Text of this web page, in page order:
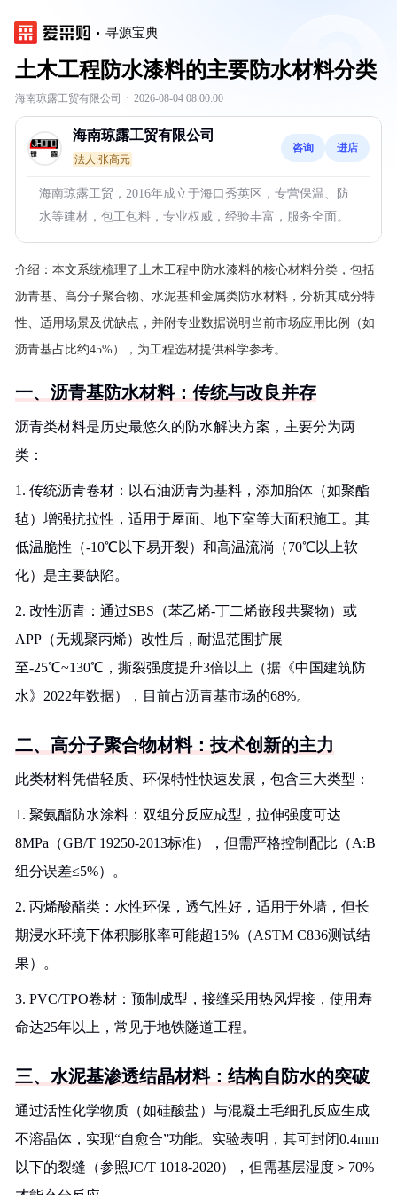
寻源宝典
土木工程防水漆料的主要防水材料分类
海南琼露工贸有限公司 · 2026-08-04 08:00:00
海南琼露工贸有限公司
法人:张高元
咨询 进店
海南琼露工贸，2016年成立于海口秀英区，专营保温、防
水等建材，包工包料，专业权威，经验丰富，服务全面。
介绍： 本文系统梳理了土木工程中防水漆料的核心材料分类，包括
沥青基、高分子聚合物、水泥基和金属类防水材料，分析其成分特
性、适用场景及优缺点，并附专业数据说明当前市场应用比例（如
沥青基占比约45%），为工程选材提供科学参考。
一、沥青基防水材料：传统与改良并存
沥青类材料是历史最悠久的防水解决方案，主要分为两
类：
1. 传统沥青卷材：以石油沥青为基料，添加胎体（如聚酯
毡）增强抗拉性，适用于屋面、地下室等大面积施工。其
低温脆性（-10℃以下易开裂）和高温流淌（70℃以上软
化）是主要缺陷。
2. 改性沥青：通过SBS（苯乙烯-丁二烯嵌段共聚物）或
APP（无规聚丙烯）改性后，耐温范围扩展
至-25℃~130℃，撕裂强度提升3倍以上（据《中国建筑防
水》2022年数据），目前占沥青基市场的68%。
二、高分子聚合物材料：技术创新的主力
此类材料凭借轻质、环保特性快速发展，包含三大类型：
1. 聚氨酯防水涂料：双组分反应成型，拉伸强度可达
8MPa（GB/T 19250-2013标准），但需严格控制配比（A:B
组分误差≤5%）。
2. 丙烯酸酯类：水性环保，透气性好，适用于外墙，但长
期浸水环境下体积膨胀率可能超15%（ASTM C836测试结
果）。
3. PVC/TPO卷材：预制成型，接缝采用热风焊接，使用寿
命达25年以上，常见于地铁隧道工程。
三、水泥基渗透结晶材料：结构自防水的突破
通过活性化学物质（如硅酸盐）与混凝土毛细孔反应生成
不溶晶体，实现“自愈合”功能。实验表明，其可封闭0.4mm
以下的裂缝（参照JC/T 1018-2020），但需基层湿度＞70%